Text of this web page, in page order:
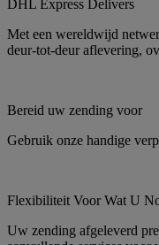
DHL Express Delivers
Met een wereldwijd
deur-tot-deur aflevering,
Bereid uw zending voor
Gebruik onze handige
Flexibiliteit Voor Wat U
Uw zending afgeleverd